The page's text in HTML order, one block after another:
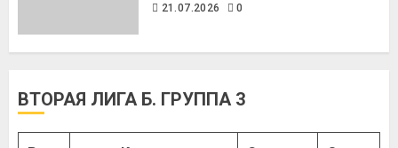
21.07.2026 0
ВТОРАЯ ЛИГА Б. ГРУППА 3